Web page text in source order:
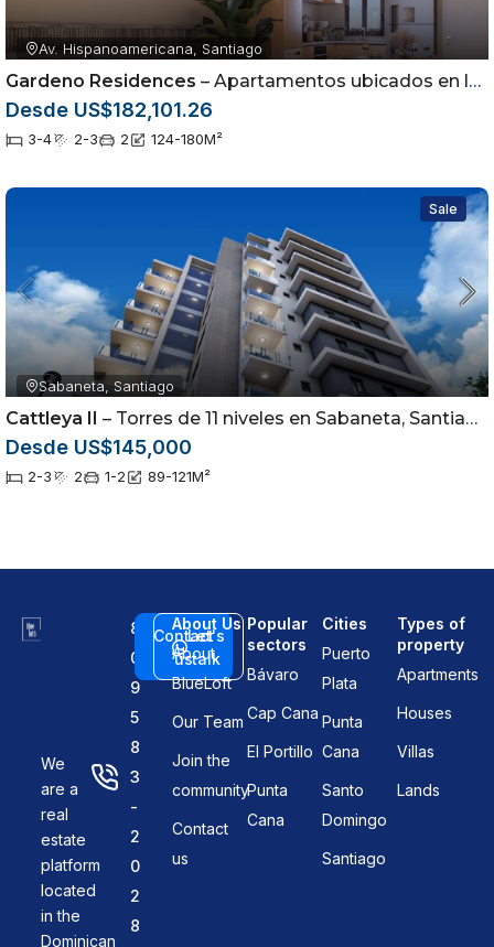
Av. Hispanoamericana, Santiago
Gardeno Residences – Apartamentos ubicados en la Av. Hispanoamericana dentro del sector Jardínes del Sur
Desde US$182,101.26
3-4 2-3 2 124-180M²
Sale
Sabaneta, Santiago
Cattleya II – Torres de 11 niveles en Sabaneta, Santiago
Desde US$145,000
2-3 2 1-2 89-121M²
We
are a
real
estate
platform
located
in the
Dominican
8
0
9
5
8
3
-
2
0
2
8
Contact
us
Let's
talk
About Us
About
BlueLoft
Our Team
Join the
community
Contact
us
Popular
sectors
Bávaro
Cap Cana
El Portillo
Punta
Cana
Cities
Puerto
Plata
Punta
Cana
Santo
Domingo
Santiago
Types of
property
Apartments
Houses
Villas
Lands